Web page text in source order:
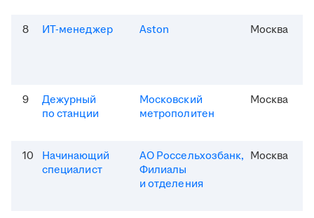
8 ИТ-менеджер Aston Москва
9
Дежурный
по станции
Московский
метрополитен
Москва
10
Начинающий
специалист
АО Россельхозбанк,
Филиалы
и отделения
Москва